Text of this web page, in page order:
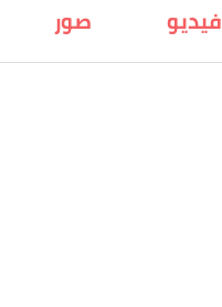
صور فيديو